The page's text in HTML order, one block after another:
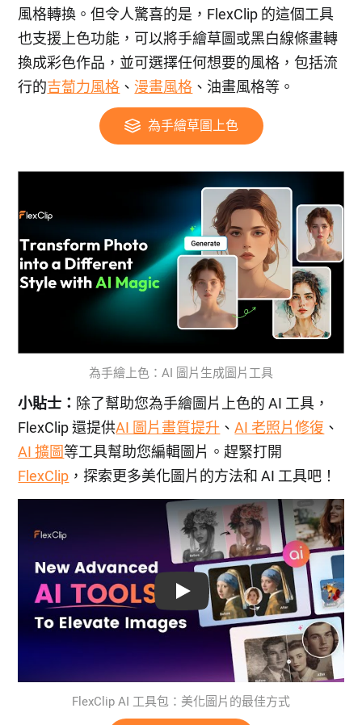
風格轉換。但令人驚喜的是，FlexClip 的這個工具
也支援上色功能，可以將手繪草圖或黑白線條畫轉
換成彩色作品，並可選擇任何想要的風格，包括流
行的吉蔔力風格 、 漫畫風格 、油畫風格等。
為手繪草圖上色
為手繪上色：AI 圖片生成圖片工具
小貼士： 除了幫助您為手繪圖片上色的 AI 工具，
FlexClip 還提供AI 圖片畫質提升 、AI 老照片修復 、
AI 擴圖等工具幫助您編輯圖片。趕緊打開
FlexClip ，探索更多美化圖片的方法和 AI 工具吧！
Play: Keynote (Google I/O '18)
FlexClip AI 工具包：美化圖片的最佳方式